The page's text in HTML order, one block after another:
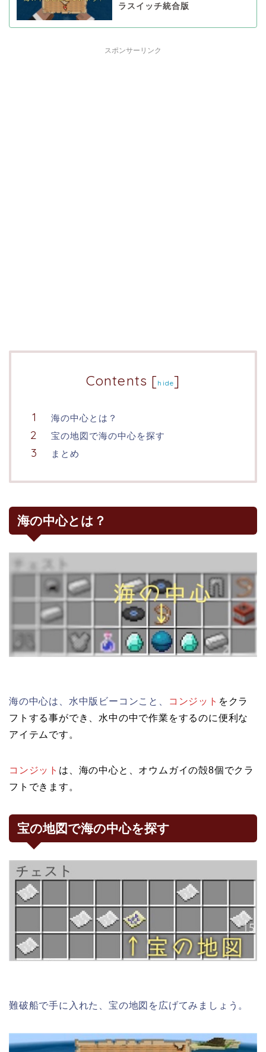
ラスイッチ統合版
スポンサーリンク
Contents [hide]
海の中心とは？
宝の地図で海の中心を探す
まとめ
海の中心とは？
海の中心は、水中版ビーコンこと、 コンジット をクラ
フトする事ができ、水中の中で作業をするのに便利な
アイテムです。
コンジット は、海の中心と、オウムガイの殻8個でクラ
フトできます。
宝の地図で海の中心を探す
難破船で手に入れた、宝の地図を広げてみましょう。